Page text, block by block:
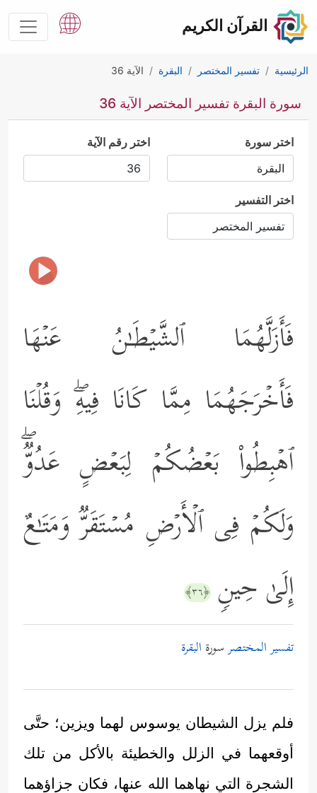
القرآن الكريم
الرئيسية تفسير المختصر البقرة الآية 36
سورة البقرة تفسير المختصر الآية 36
اختر سورة اختر رقم الآية
اختر التفسير
فَأَزَلَّهُمَا ٱلشَّیۡطَـٰنُ عَنۡهَا
فَأَخۡرَجَهُمَا مِمَّا كَانَا فِیهِۖ وَقُلۡنَا
ٱهۡبِطُواْ بَعۡضُكُمۡ لِبَعۡضٍ عَدُوࣱّۖ
وَلَكُمۡ فِی ٱلۡأَرۡضِ مُسۡتَقَرࣱّ وَمَتَـٰعٌ
إِلَىٰ حِینࣲ ﴿٣٦﴾
تفسير المختصرسورة البقرة
فلم يزل الشيطان يوسوس لهما ويزين؛ حتَّى
أوقعهما في الزلل والخطيئة بالأكل من تلك
الشجرة التي نهاهما الله عنها، فكان جزاؤهما